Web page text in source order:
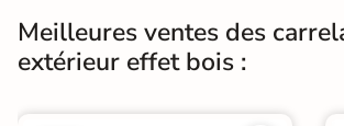
Type de pose Pose collée
Meilleures ventes des
extérieur effet bois :